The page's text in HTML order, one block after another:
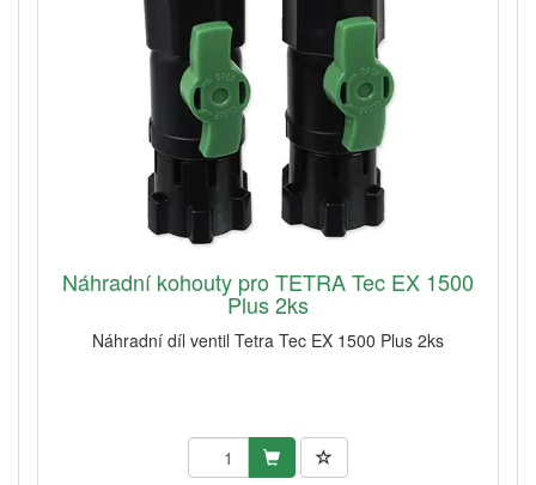
Náhradní kohouty pro TETRA Tec EX 1500
Plus 2ks
Náhradní díl ventil Tetra Tec EX 1500 Plus 2ks